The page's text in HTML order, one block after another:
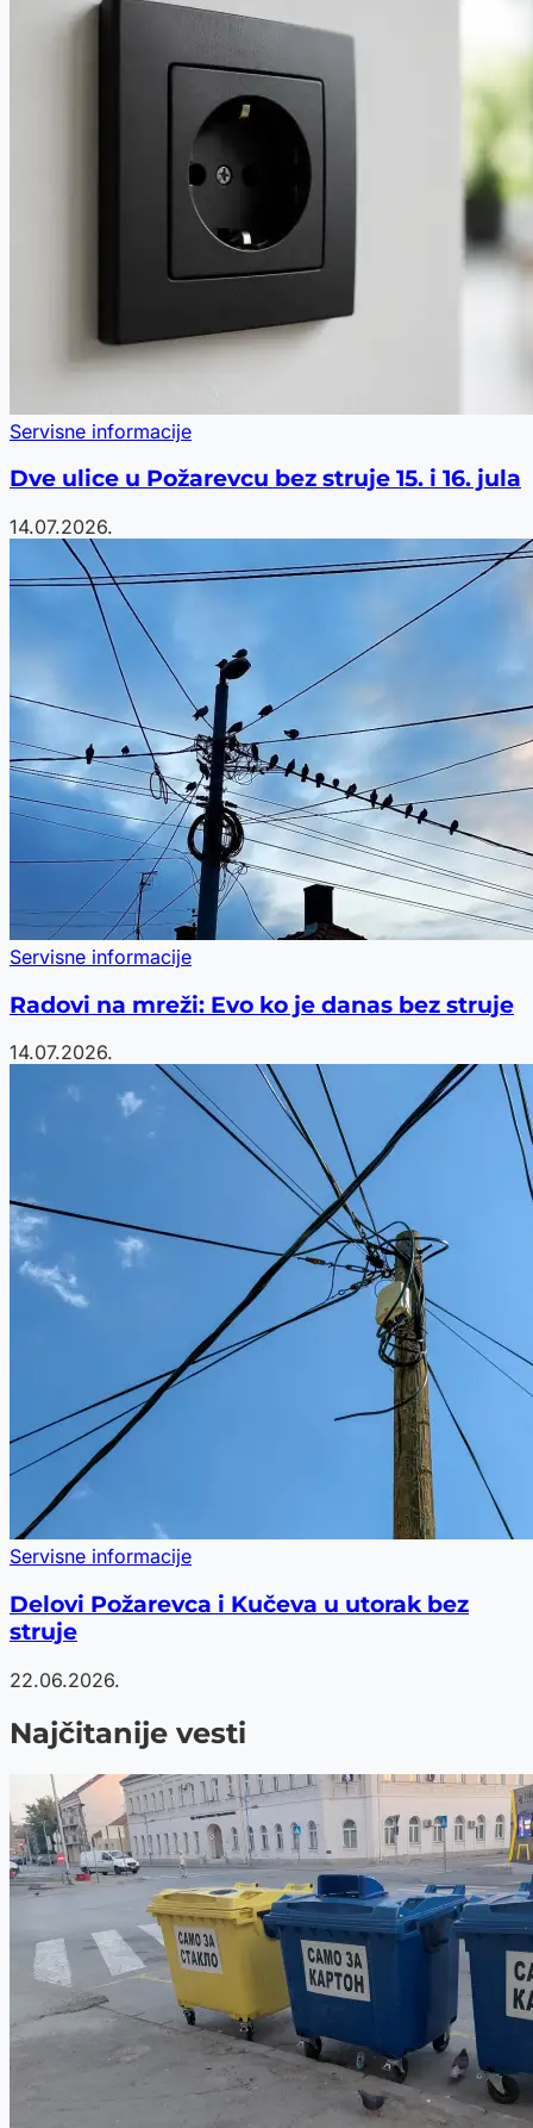
Servisne informacije
Dve ulice u Požarevcu bez struje 15. i 16. jula
14.07.2026.
Servisne informacije
Radovi na mreži: Evo ko je danas bez struje
14.07.2026.
Servisne informacije
Delovi Požarevca i Kučeva u utorak bez
struje
22.06.2026.
Najčitanije vesti